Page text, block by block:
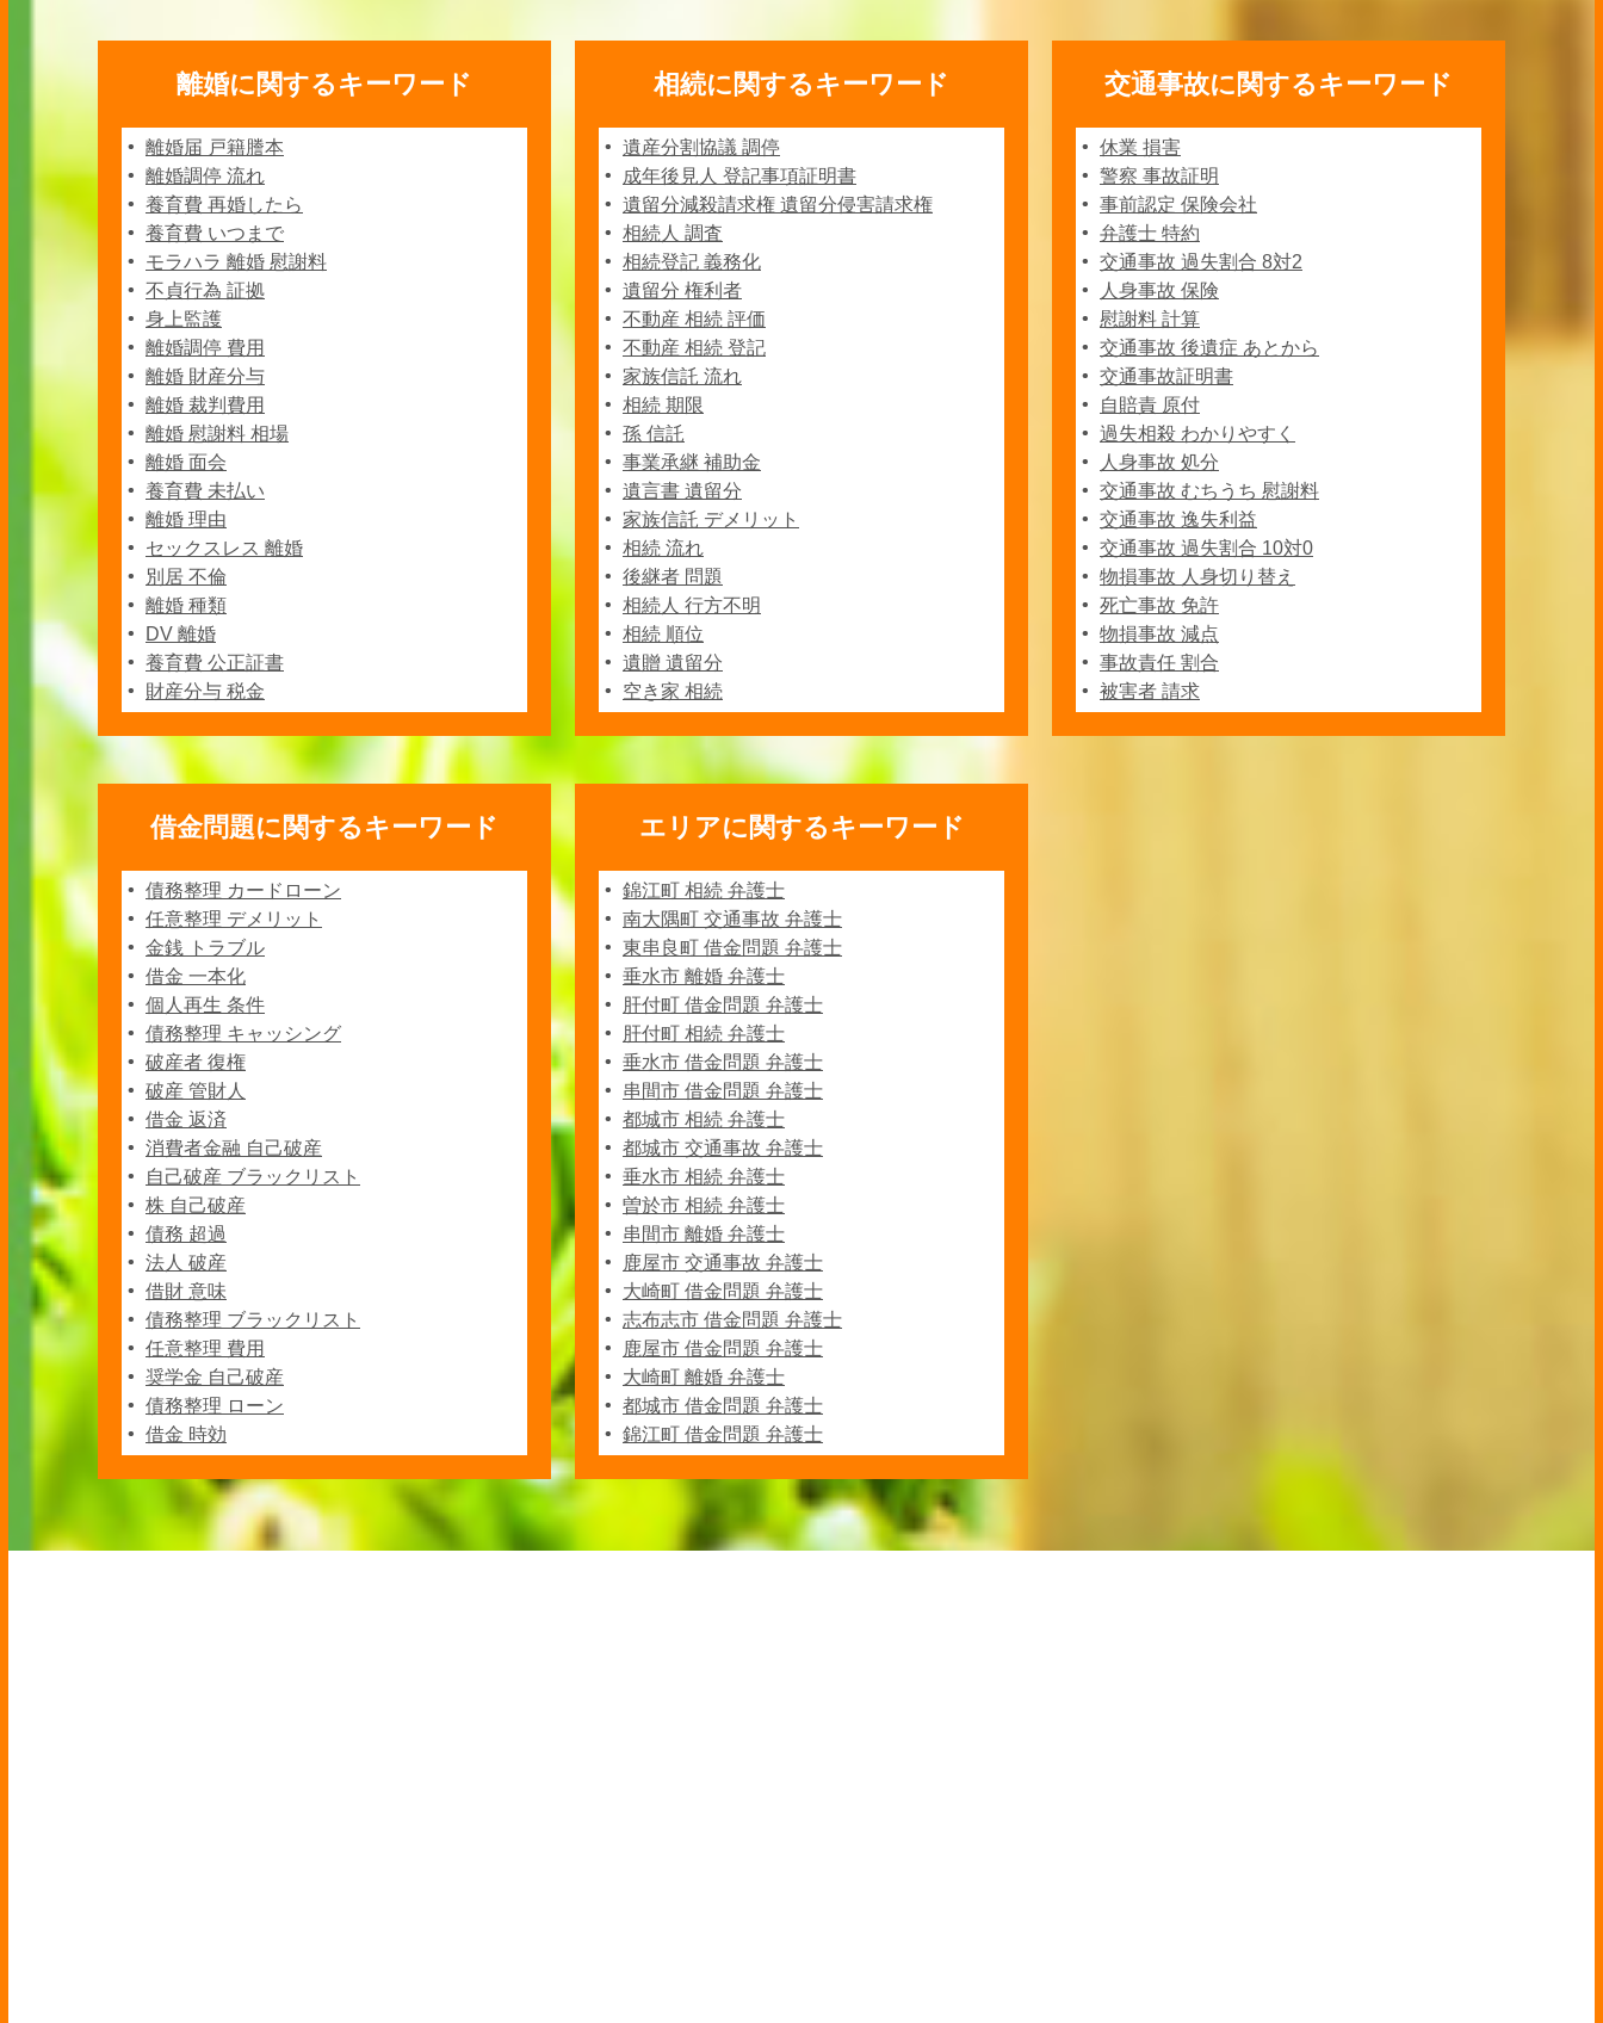
離婚に関するキーワード
離婚届 戸籍謄本
離婚調停 流れ
養育費 再婚したら
養育費 いつまで
モラハラ 離婚 慰謝料
不貞行為 証拠
身上監護
離婚調停 費用
離婚 財産分与
離婚 裁判費用
離婚 慰謝料 相場
離婚 面会
養育費 未払い
離婚 理由
セックスレス 離婚
別居 不倫
離婚 種類
DV 離婚
養育費 公正証書
財産分与 税金
相続に関するキーワード
遺産分割協議 調停
成年後見人 登記事項証明書
遺留分減殺請求権 遺留分侵害請求権
相続人 調査
相続登記 義務化
遺留分 権利者
不動産 相続 評価
不動産 相続 登記
家族信託 流れ
相続 期限
孫 信託
事業承継 補助金
遺言書 遺留分
家族信託 デメリット
相続 流れ
後継者 問題
相続人 行方不明
相続 順位
遺贈 遺留分
空き家 相続
交通事故に関するキーワード
休業 損害
警察 事故証明
事前認定 保険会社
弁護士 特約
交通事故 過失割合 8対2
人身事故 保険
慰謝料 計算
交通事故 後遺症 あとから
交通事故証明書
自賠責 原付
過失相殺 わかりやすく
人身事故 処分
交通事故 むちうち 慰謝料
交通事故 逸失利益
交通事故 過失割合 10対0
物損事故 人身切り替え
死亡事故 免許
物損事故 減点
事故責任 割合
被害者 請求
借金問題に関するキーワード
債務整理 カードローン
任意整理 デメリット
金銭 トラブル
借金 一本化
個人再生 条件
債務整理 キャッシング
破産者 復権
破産 管財人
借金 返済
消費者金融 自己破産
自己破産 ブラックリスト
株 自己破産
債務 超過
法人 破産
借財 意味
債務整理 ブラックリスト
任意整理 費用
奨学金 自己破産
債務整理 ローン
借金 時効
エリアに関するキーワード
錦江町 相続 弁護士
南大隅町 交通事故 弁護士
東串良町 借金問題 弁護士
垂水市 離婚 弁護士
肝付町 借金問題 弁護士
肝付町 相続 弁護士
垂水市 借金問題 弁護士
串間市 借金問題 弁護士
都城市 相続 弁護士
都城市 交通事故 弁護士
垂水市 相続 弁護士
曽於市 相続 弁護士
串間市 離婚 弁護士
鹿屋市 交通事故 弁護士
大崎町 借金問題 弁護士
志布志市 借金問題 弁護士
鹿屋市 借金問題 弁護士
大崎町 離婚 弁護士
都城市 借金問題 弁護士
錦江町 借金問題 弁護士